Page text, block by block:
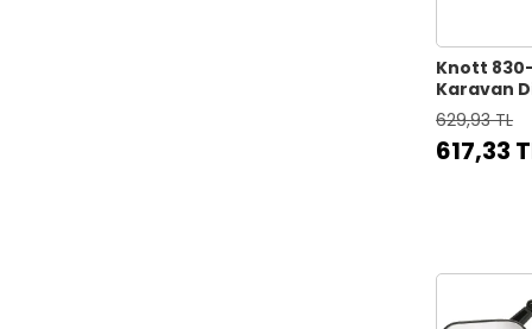
Knott
Karavan
629,93 TL
617,33